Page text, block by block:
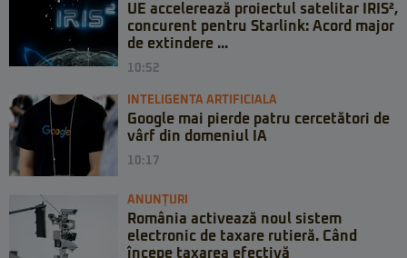
UE accelerează proiectul satelitar IRIS²,
concurent pentru Starlink: Acord major
de extindere ...
10:52
INTELIGENTA ARTIFICIALA
Google mai pierde patru cercetători de
vârf din domeniul IA
10:17
ANUNȚURI
România activează noul sistem
electronic de taxare rutieră. Când
începe taxarea efectivă